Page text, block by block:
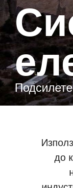
системи за производство на
до